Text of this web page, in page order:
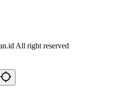
All right reserved